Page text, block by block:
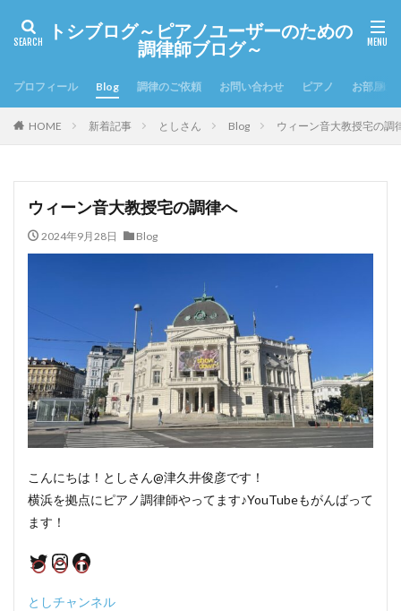
トシブログ～ピアノユーザーのための
調律師ブログ～
プロフィール Blog 調律のご依頼 お問い合わせ ピアノ お部屋の
HOME 新着記事 としさん Blog ウィーン音大教授宅の調
ウィーン音大教授宅の調律へ
2024年9月28日 Blog
こんにちは！としさん@津久井俊彦です！
横浜を拠点にピアノ調律師やってます♪YouTubeもがんばって
ます！
Twitter
Instagram
Facebook
としチャンネル